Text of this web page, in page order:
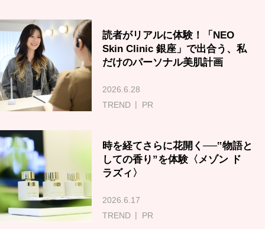
読者がリアルに体験！「NEO
Skin Clinic 銀座」で出合う、私
だけのパーソナル美肌計画
2026.6.28
TREND
PR
時を経てさらに花開く──‟物語と
しての香り”を体験〈メゾン ド
ラズィ〉
2026.6.17
TREND
PR